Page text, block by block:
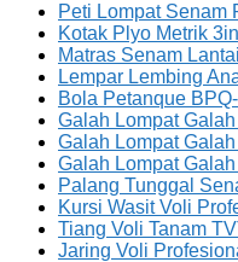
Peti Lompat Senam
Kotak Plyo Metrik
Matras Senam
Lempar Lembing
Bola Petanque
Galah Lompat
Galah Lompat
Galah Lompat
Palang Tunggal
Kursi Wasit Voli
Tiang Voli Tanam
Jaring Voli